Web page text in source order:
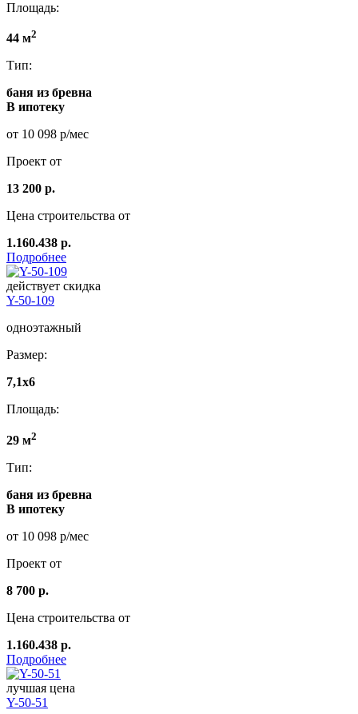
Площадь:
44 м2
Тип:
баня из бревна
В ипотеку
от 10 098 р/мес
Проект от
13 200 р.
Цена строительства от
1.160.438 р.
Подробнее
действует скидка
Y-50-109
одноэтажный
Размер:
7,1x6
Площадь:
29 м2
Тип:
баня из бревна
В ипотеку
от 10 098 р/мес
Проект от
8 700 р.
Цена строительства от
1.160.438 р.
Подробнее
лучшая цена
Y-50-51